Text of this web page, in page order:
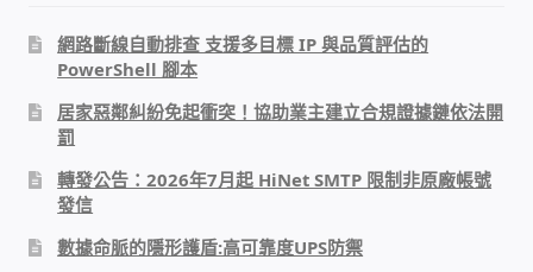
DCS 數位通訊系統
NEC SL2100 電話總機 數位IP通訊系統
安立達(Aristel)
聯盟電子(LINEMEX)
網路斷線自動排查 支援多目標 IP 與品質評估的
PowerShell 腳本
居家惡鄰糾紛免起衝突！協助業主建立合規證據鏈依法開
罰
轉發公告：2026年7月起 HiNet SMTP 限制非原廠帳號
發信
數據命脈的隱形護盾:高可靠度UPS防禦